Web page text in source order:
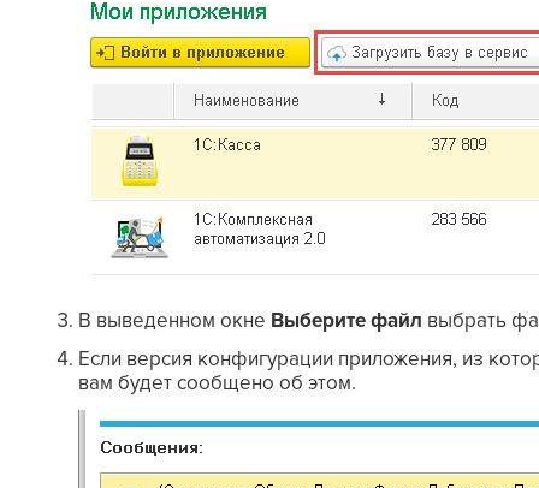
В выведенном окне Выберите файл выбрать
Если версия конфигурации приложения, из
вам будет сообщено об этом.